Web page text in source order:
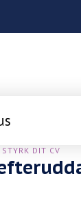
DIT CV